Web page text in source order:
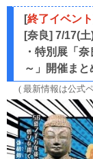
[終了イベント
[奈良] 7/17(
・特別展「
～」開催ま
( 最新情報は公式